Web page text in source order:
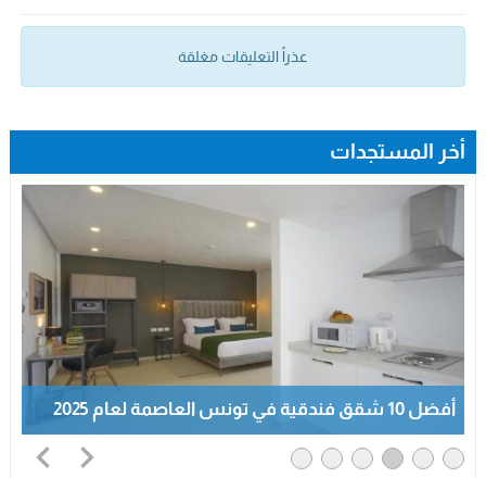
عذراً التعليقات مغلقة
أخر المستجدات
أفضل 10 شقق فندقية في تونس العاصمة لعام 2025